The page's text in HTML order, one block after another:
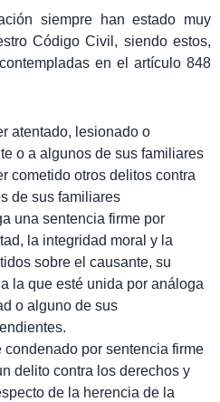
siempre han estado muy
Código Civil, siendo estos,
en el artículo 848
atentado, lesionado o
o a algunos de sus familiares
cometido otros delitos contra
de sus familiares
una sentencia firme por
la integridad moral y la
sobre el causante, su
la que esté unida por análoga
o alguno de sus
condenado por sentencia firme
delito contra los derechos y
de la herencia de la